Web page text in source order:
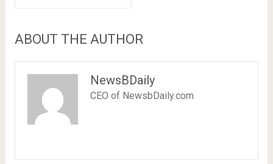
ABOUT THE AUTHOR
NewsBDaily
CEO of NewsbDaily.com